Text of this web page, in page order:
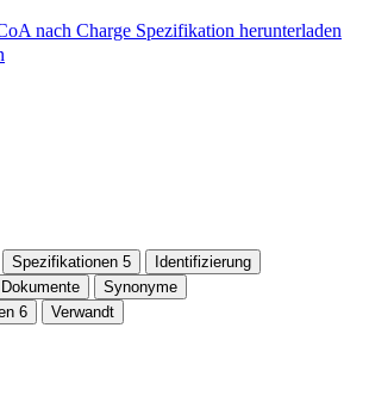
nach Charge Spezifikation herunterladen
Spezifikationen 5
Identifizierung
Dokumente
Synonyme
6 Verwandt